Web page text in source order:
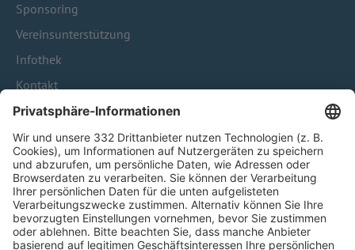
Sponsoring
Vereinsunterstützung
Infothek
Kontakt
HÄUFIG BESUCHTE SEITEN
Pässe und Vereinswechsel
Trainerausbildung
Schulungsangebot Vereinsmitarbeiter
BFV-Geschäftsstellen